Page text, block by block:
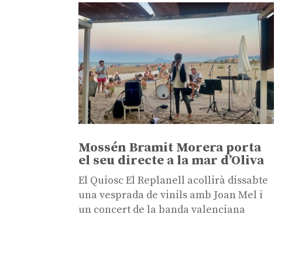
Mossén Bramit Morera porta
el seu directe a la mar d’Oliva
El Quiosc El Replanell acollirà dissabte
una vesprada de vinils amb Joan Mel i
un concert de la banda valenciana